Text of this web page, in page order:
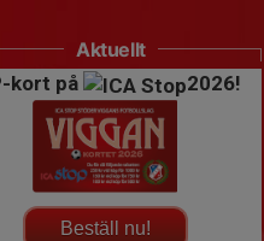
Aktuellt
kort på
2026!
Beställ nu!